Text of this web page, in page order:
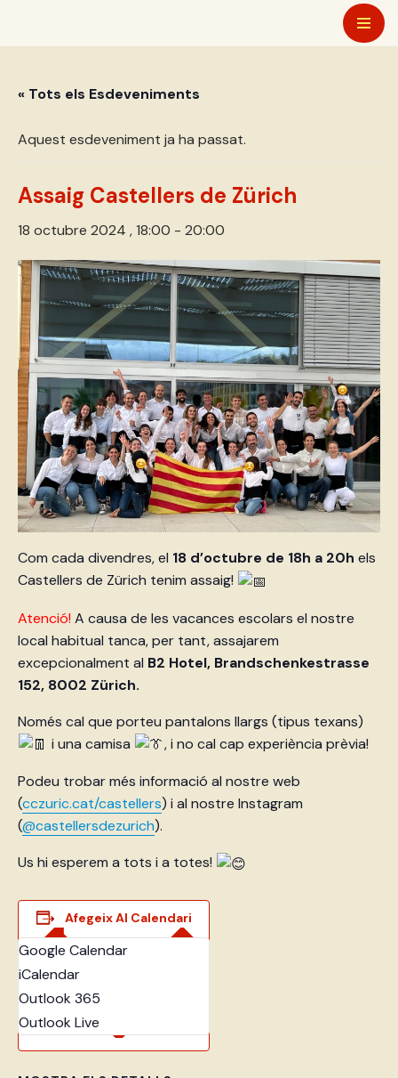
Vés
contingut
« Tots els Esdeveniments
Aquest esdeveniment ja ha passat.
Assaig Castellers de Zürich
18 octubre 2024 , 18:00 - 20:00
Com cada divendres, el 18 d’octubre de 18h a 20h els
Castellers de Zürich tenim assaig!
Atenció! A causa de les vacances escolars el nostre
local habitual tanca, per tant, assajarem
excepcionalment al B2 Hotel, Brandschenkestrasse
152, 8002 Zürich.
Només cal que porteu pantalons llargs (tipus texans)
i una camisa
, i no cal cap experiència prèvia!
Podeu trobar més informació al nostre web
(cczuric.cat/castellers) i al nostre Instagram
(@castellersdezurich).
Us hi esperem a tots i a totes!
Afegeix Al Calendari
Google Calendar
iCalendar
Outlook 365
Outlook Live